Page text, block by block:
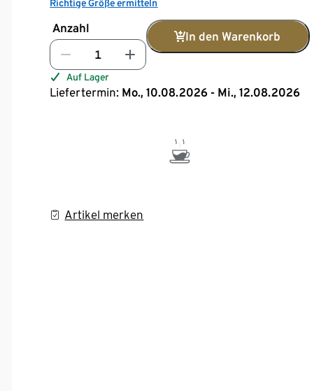
Richtige Größe ermitteln
Anzahl
In den Warenkorb
Auf Lager
Liefertermin: Mo., 10.08.2026 - Mi., 12.08.2026
Artikel merken